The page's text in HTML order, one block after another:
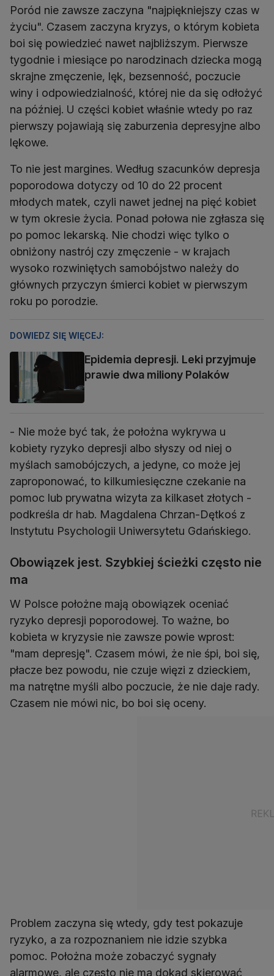
Poród nie zawsze zaczyna "najpiękniejszy czas w
życiu". Czasem zaczyna kryzys, o którym kobieta
boi się powiedzieć nawet najbliższym. Pierwsze
tygodnie i miesiące po narodzinach dziecka mogą
skrajne zmęczenie, lęk, bezsenność, poczucie
winy i odpowiedzialność, której nie da się odłożyć
na później. U części kobiet właśnie wtedy po raz
pierwszy pojawiają się zaburzenia depresyjne albo
lękowe.
To nie jest margines. Według szacunków depresja
poporodowa dotyczy od 10 do 22 procent
młodych matek, czyli nawet jednej na pięć kobiet
w tym okresie życia. Ponad połowa nie zgłasza się
po pomoc lekarską. Nie chodzi więc tylko o
obniżony nastrój czy zmęczenie - w krajach
wysoko rozwiniętych samobójstwo należy do
głównych przyczyn śmierci kobiet w pierwszym
roku po porodzie.
DOWIEDZ SIĘ WIĘCEJ:
Epidemia depresji. Leki przyjmuje
prawie dwa miliony Polaków
- Nie może być tak, że położna wykrywa u
kobiety ryzyko depresji albo słyszy od niej o
myślach samobójczych, a jedyne, co może jej
zaproponować, to kilkumiesięczne czekanie na
pomoc lub prywatna wizyta za kilkaset złotych -
podkreśla dr hab. Magdalena Chrzan-Dętkoś z
Instytutu Psychologii Uniwersytetu Gdańskiego.
Obowiązek jest. Szybkiej ścieżki często nie
ma
W Polsce położne mają obowiązek oceniać
ryzyko depresji poporodowej. To ważne, bo
kobieta w kryzysie nie zawsze powie wprost:
"mam depresję". Czasem mówi, że nie śpi, boi się,
płacze bez powodu, nie czuje więzi z dzieckiem,
ma natrętne myśli albo poczucie, że nie daje rady.
Czasem nie mówi nic, bo boi się oceny.
Problem zaczyna się wtedy, gdy test pokazuje
ryzyko, a za rozpoznaniem nie idzie szybka
pomoc. Położna może zobaczyć sygnały
alarmowe, ale często nie ma dokąd skierować